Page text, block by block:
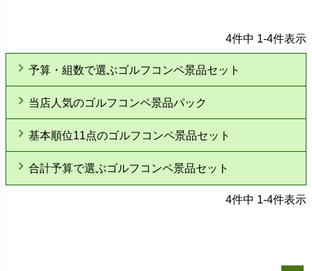
4件中 1-4件表示
予算・組数で選ぶゴルフコンペ景品セット
当店人気のゴルフコンペ景品パック
基本順位11点のゴルフコンペ景品セット
合計予算で選ぶゴルフコンペ景品セット
4件中 1-4件表示